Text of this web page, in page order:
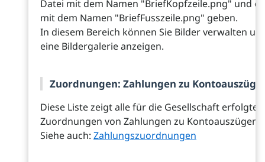
Datei mit dem Namen "BriefKopfzeile.png" und
mit dem Namen "BriefFusszeile.png" geben.
In diesem Bereich können Sie Bilder verwalten
eine Bildergalerie anzeigen.
Zuordnungen: Zahlungen zu
Diese Liste zeigt alle für die Gesellschaft erfolgten
Zuordnungen von Zahlungen zu Kontoauszügen.
Siehe auch: Zahlungszuordnungen